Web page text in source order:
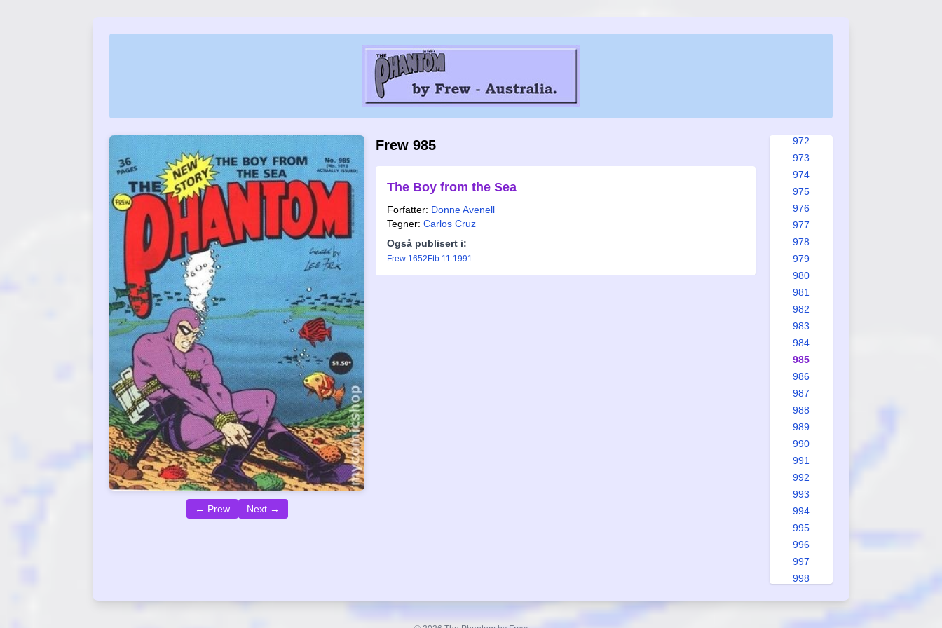
← Prew Next →
Frew 985
The Boy from the Sea
Forfatter: Donne Avenell
Tegner: Carlos Cruz
Også publisert i:
Frew 1652 Ftb 11 1991
972
973
974
975
976
977
978
979
980
981
982
983
984
985
986
987
988
989
990
991
992
993
994
995
996
997
998